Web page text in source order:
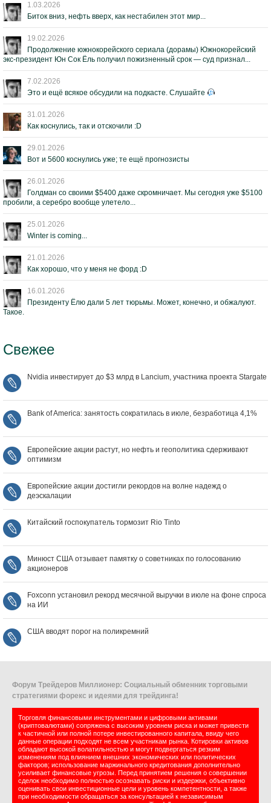
1.03.2026
Биток вниз, нефть вверх, как нестабилен этот мир...
19.02.2026
Продолжение южнокорейского сериала (дорамы) Южнокорейский
экс-президент Юн Сок Ёль получил пожизненный срок — суд признал...
7.02.2026
Это и ещё всякое обсудили на подкасте. Слушайте
31.01.2026
Как коснулись, так и отскочили :D
29.01.2026
Вот и 5600 коснулись уже; те ещё прогнозисты
26.01.2026
Голдман со своими $5400 даже скромничает. Мы сегодня уже $5100
пробили, а серебро вообще улетело...
25.01.2026
Winter is coming...
21.01.2026
Как хорошо, что у меня не форд :D
16.01.2026
Президенту Ёлю дали 5 лет тюрьмы. Может, конечно, и обжалуют.
Такое.
Свежее
Nvidia инвестирует до $3 млрд в Lancium, участника проекта Stargate
Bank of America: занятость сократилась в июле, безработица 4,1%
Европейские акции растут, но нефть и геополитика сдерживают
оптимизм
Европейские акции достигли рекордов на волне надежд о
деэскалации
Китайский госпокупатель тормозит Rio Tinto
Минюст США отзывает памятку о советниках по голосованию
акционеров
Foxconn установил рекорд месячной выручки в июле на фоне спроса
на ИИ
США вводят порог на поликремний
Форум Трейдеров Миллионер: Социальный обменник торговыми
стратегиями форекс и идеями для трейдинга!
Торговля финансовыми инструментами и цифровыми активами
(криптовалютами) сопряжена с высоким уровнем риска и может привести
к частичной или полной потере инвестированного капитала, ввиду чего
данные операции подходят не всем участникам рынка. Котировки активов
обладают высокой волатильностью и могут подвергаться резким
изменениям под влиянием внешних экономических или политических
факторов; использование маржинального кредитования дополнительно
усиливает финансовые угрозы. Перед принятием решения о совершении
сделок необходимо полностью осознавать риски и издержки, объективно
оценивать свои инвестиционные цели и уровень компетентности, а также
при необходимости обращаться за консультацией к независимым